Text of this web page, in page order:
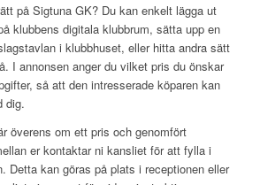
på Sigtuna GK? Du kan enkelt lägga ut
klubbens digitala klubbrum, sätta upp en
i klubbhuset, eller hitta andra sätt
I annonsen anger du vilket pris du önskar
så att den intresserade köparen kan
dig.
överens om ett pris och genomfört
er kontaktar ni kansliet för att fylla i
Detta kan göras på plats i receptionen eller